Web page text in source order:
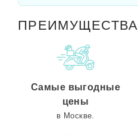
ПРЕИМУЩЕСТВА
Самые выгодные
цены
в Москве.